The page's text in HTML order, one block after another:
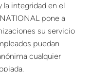
la integridad en el
pone a
su servicio
puedan
cualquier